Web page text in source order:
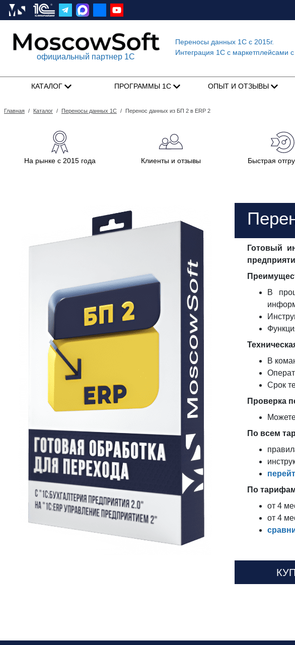
официальный партнер 1С
Переносы данных 1Сс 2015г.
Интеграция 1C с маркетплейсами
КАТАЛОГ ПРОГРАММЫ 1С ОПЫТ И ОТЗЫВЫ
Главная / Каталог / Переносы данных 1С / Перенос данных из БП 2 в ERP 2
На рынке с 2015 года Клиенты и отзывы Быстрая
Готовый
В
В
Срок
Проверка
По всем
По
от 4
от 4